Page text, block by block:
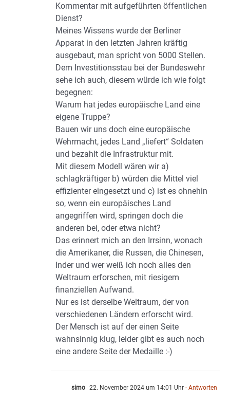
Kommentar mit aufgeführten öffentlichen
Dienst?
Meines Wissens wurde der Berliner
Apparat in den letzten Jahren kräftig
ausgebaut, man spricht von 5000 Stellen.
Dem Investitionsstau bei der Bundeswehr
sehe ich auch, diesem würde ich wie folgt
begegnen:
Warum hat jedes europäische Land eine
eigene Truppe?
Bauen wir uns doch eine europäische
Wehrmacht, jedes Land „liefert“ Soldaten
und bezahlt die Infrastruktur mit.
Mit diesem Modell wären wir a)
schlagkräftiger b) würden die Mittel viel
effizienter eingesetzt und c) ist es ohnehin
so, wenn ein europäisches Land
angegriffen wird, springen doch die
anderen bei, oder etwa nicht?
Das erinnert mich an den Irrsinn, wonach
die Amerikaner, die Russen, die Chinesen,
Inder und wer weiß ich noch alles den
Weltraum erforschen, mit riesigem
finanziellen Aufwand.
Nur es ist derselbe Weltraum, der von
verschiedenen Ländern erforscht wird.
Der Mensch ist auf der einen Seite
wahnsinnig klug, leider gibt es auch noch
eine andere Seite der Medaille :-)
simo 22. November 2024 um 14:01 Uhr - Antworten